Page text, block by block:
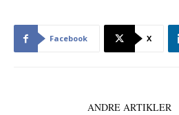
Facebook X
ANDRE ARTIKLER